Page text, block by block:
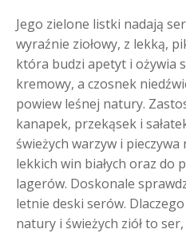
Jego zielone listki nadają
wyraźnie ziołowy, z lekką,
która budzi apetyt i ożywia
kremowy, a czosnek
powiew leśnej natury.
kanapek, przekąsek i
świeżych warzyw i pieczywa
lekkich win białych oraz do
lagerów. Doskonale
letnie deski serów.
natury i świeżych ziół to